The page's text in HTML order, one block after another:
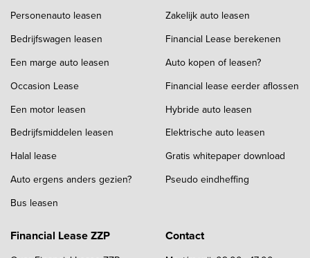
Personenauto leasen
Bedrijfswagen leasen
Een marge auto leasen
Occasion Lease
Een motor leasen
Bedrijfsmiddelen leasen
Halal lease
Auto ergens anders gezien?
Bus leasen
Zakelijk auto leasen
Financial Lease berekenen
Auto kopen of leasen?
Financial lease eerder aflossen
Hybride auto leasen
Elektrische auto leasen
Gratis whitepaper download
Pseudo eindheffing
Financial Lease ZZP Contact